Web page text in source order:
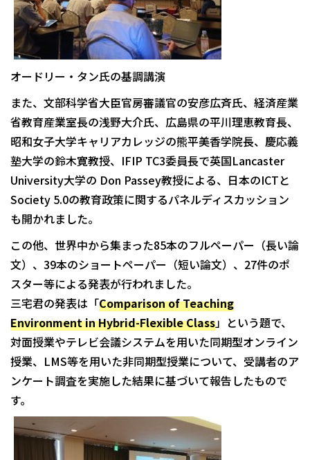
オードリー・タン氏の基調講演
また、文部科学省大臣官房審議官の安彦広斉氏、経済産業
省教育産業室長の浅野大介氏、広島県の平川理恵教育長、
昭和女子大学キャリアカレッジの熊平美香学院長、慶応義
塾大学の鈴木寛教授、IFIP TC3委員長で英国Lancaster
University大学の Don Passey教授による、日本のICTと
Society 5.0の教育政策に関するパネルディスカッション
も開かれました。
この他、世界中から集まった85本のフルペーパー（長い論
文）、39本のショートペーパー（短い論文）、27件のポ
スター等による発表が行われました。
三宅君の発表は「Comparison of Teaching
Environment in Hybrid-Flexible Class」という題で、
対面授業やテレビ会議システムを用いた同期型オンライン
授業、LMS等を用いた非同期型授業について、受講者のア
ンケート調査を実施した結果に基づいて報告したもので
す。